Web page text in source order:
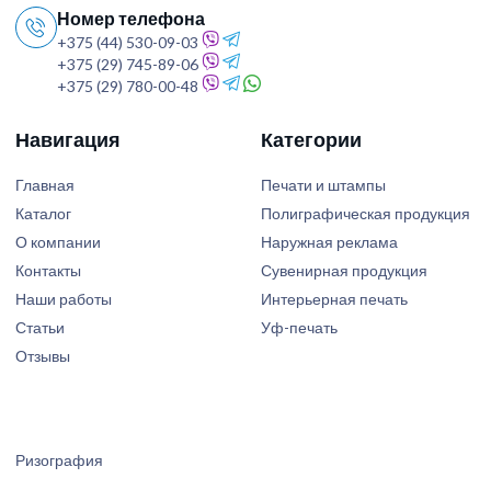
Номер телефона
+375 (44) 530-09-03
+375 (29) 745-89-06
+375 (29) 780-00-48
Навигация
Главная
Каталог
О компании
Контакты
Наши работы
Статьи
Отзывы
Категории
Печати и штампы
Полиграфическая продукция
Наружная реклама
Сувенирная продукция
Интерьерная печать
Уф-печать
Ризография